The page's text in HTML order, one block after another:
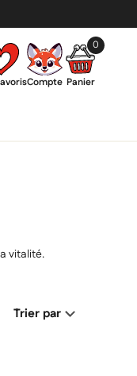
Compte
0
Panier
vitalité.
Trier par